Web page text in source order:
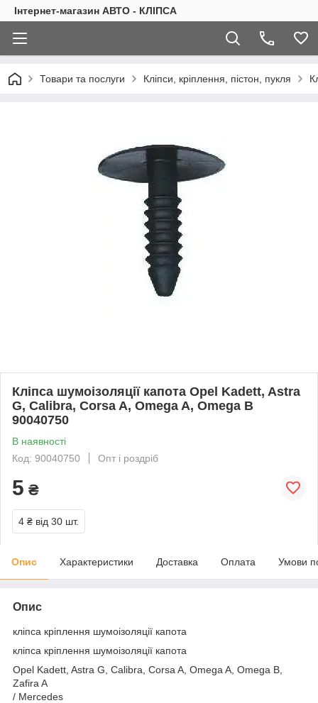
Інтернет-магазин АВТО - КЛІПСА
Товари та послуги Кліпси, кріплення, пістон, пукля
Кліпса шумоізоляції капота Opel Kadett, Astra
G, Calibra, Corsa A, Omega A, Omega B
90040750
В наявності
Код: 90040750
Опт і роздріб
5 ₴
4 ₴ від 30 шт.
Опис Характеристики Доставка Оплата Умови
Опис
кліпса кріплення шумоізоляції капота
кліпса кріплення шумоізоляції капота
Opel Kadett, Astra G, Calibra, Corsa A, Omega A, Omega B,
Zafira A
/ Mercedes